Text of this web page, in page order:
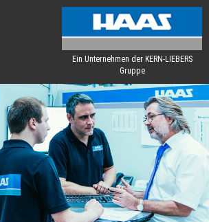
Ein Unternehmen der KERN-LIEBERS
Gruppe